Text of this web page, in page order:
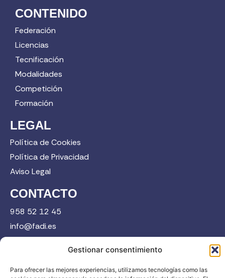
Gestionar consentimiento
Para ofrecer las mejores experiencias, utilizamos tecnologías como las
CONTENIDO
Federación
Licencias
Tecnificación
Modalidades
Competición
Formación
LEGAL
Política de Cookies
Política de Privacidad
Aviso Legal
CONTACTO
958 52 12 45
info@fadi.es
C/ Carmen de Burgos, 14, 18008 Granada